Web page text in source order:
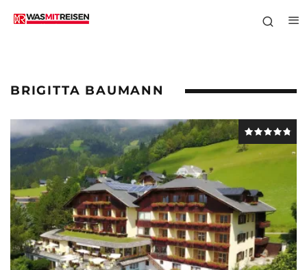
BRIGITTA BAUMANN